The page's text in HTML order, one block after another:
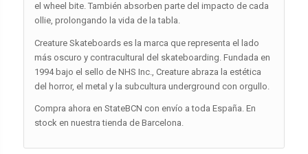
el wheel bite. También absorben parte del impacto de cada
ollie, prolongando la vida de la tabla.
Creature Skateboards es la marca que representa el lado
más oscuro y contracultural del skateboarding. Fundada en
1994 bajo el sello de NHS Inc., Creature abraza la estética
del horror, el metal y la subcultura underground con orgullo.
Compra ahora en StateBCN con envío a toda España. En
stock en nuestra tienda de Barcelona.